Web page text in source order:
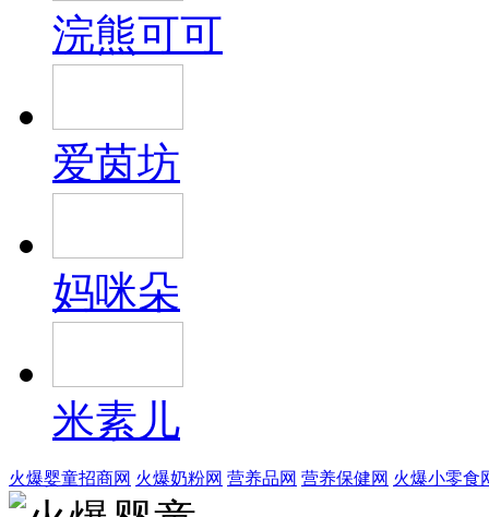
浣熊可可
爱茵坊
妈咪朵
米素儿
火爆婴童招商网 火爆奶粉网 营养品网 营养保健网 火爆小零食